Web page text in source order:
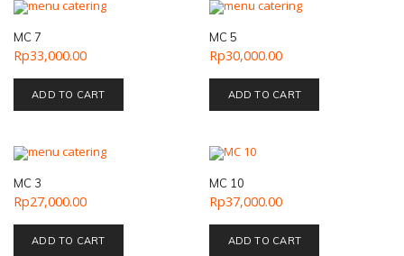
MC 7
Rp33,000.00
ADD TO CART
MC 5
Rp30,000.00
ADD TO CART
MC 3
Rp27,000.00
ADD TO CART
MC 10
Rp37,000.00
ADD TO CART